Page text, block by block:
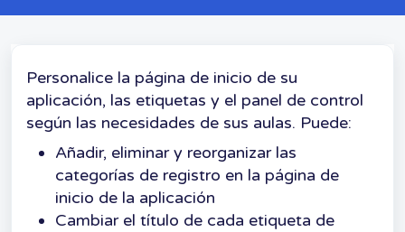
Personalice la página de inicio de su
aplicación, las etiquetas y el panel de control
según las necesidades de sus aulas. Puede:
Añadir, eliminar y reorganizar las
categorías de registro en la página de
inicio de la aplicación
Cambiar el título de cada etiqueta de